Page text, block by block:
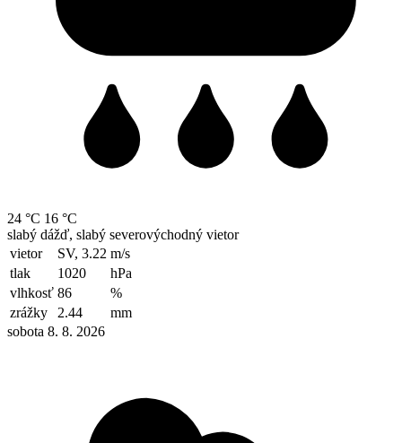
24 °C 16 °C
slabý dážď, slabý severovýchodný vietor
vietor
SV, 3.22 m/s
tlak
1020
hPa
vlhkosť 86
%
zrážky
2.44
mm
sobota 8. 8. 2026